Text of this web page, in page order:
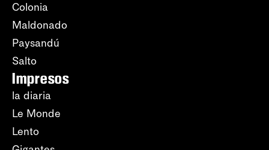
Colonia
Maldonado
Paysandú
Salto
Impresos
la diaria
Le Monde
Lento